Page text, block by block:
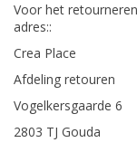
Voor het
adres::
Crea Place
Afdeling retouren
Vogelkersgaarde 6
2803 TJ Gouda